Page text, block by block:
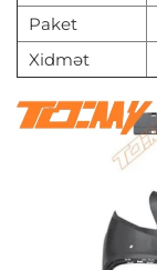
Paket
Xidmət